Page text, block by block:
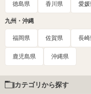
徳島県 香川県 愛
九州・沖縄
福岡県 佐賀県 長
鹿児島県 沖縄県
カテゴリから探す